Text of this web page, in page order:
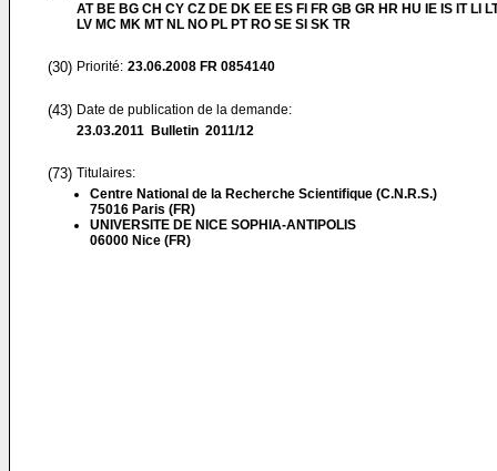
AT BE BG CH CY CZ DE DK EE ES FI FR GB GR HR HU IE IS IT LI
LV MC MK MT NL NO PL PT RO SE SI SK TR
(30) Priorité: 23.06.2008 FR 0854140
(43) Date de publication de la demande:
23.03.2011 Bulletin 2011/12
(73) Titulaires:
Centre National de la Recherche Scientifique (C.N.R.S.)
75016 Paris (FR)
UNIVERSITE DE NICE SOPHIA-ANTIPOLIS
06000 Nice (FR)